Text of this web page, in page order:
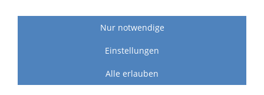
Versand & Zahlung
Datenschutz
Nur notwendige
Einstellungen
Alle erlauben